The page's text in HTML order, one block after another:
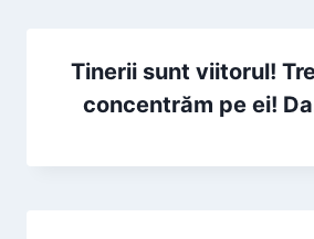
Tinerii sunt viitorul!
concentrăm pe ei!